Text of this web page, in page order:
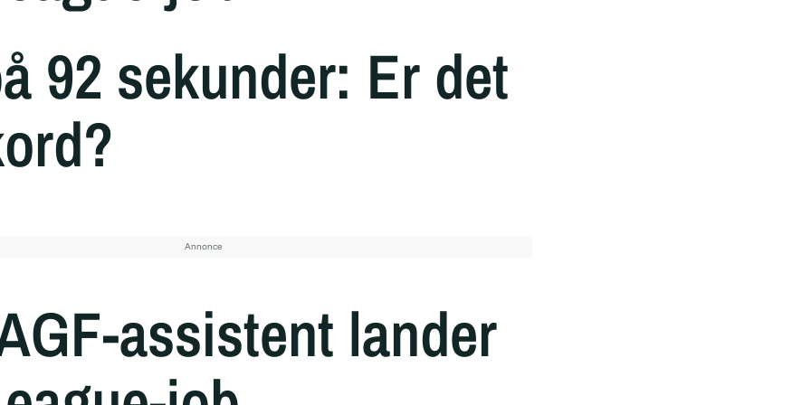
92 sekunder: Er det
assistent lander